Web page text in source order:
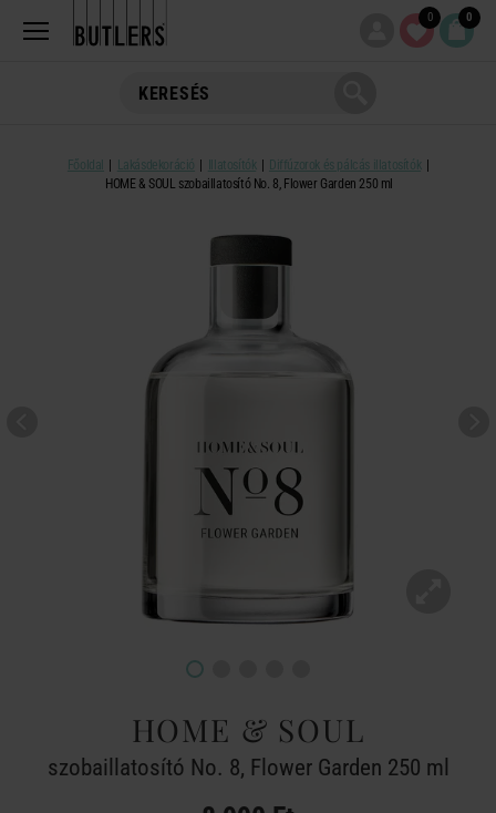
0 0
Főoldal Lakásdekoráció Illatosítók
Diffúzorok és pálcás illatosítók
HOME & SOUL szobaillatosító No. 8, Flower Garden 250 ml
HOME & SOUL
szobaillatosító No. 8, Flower Garden 250 ml